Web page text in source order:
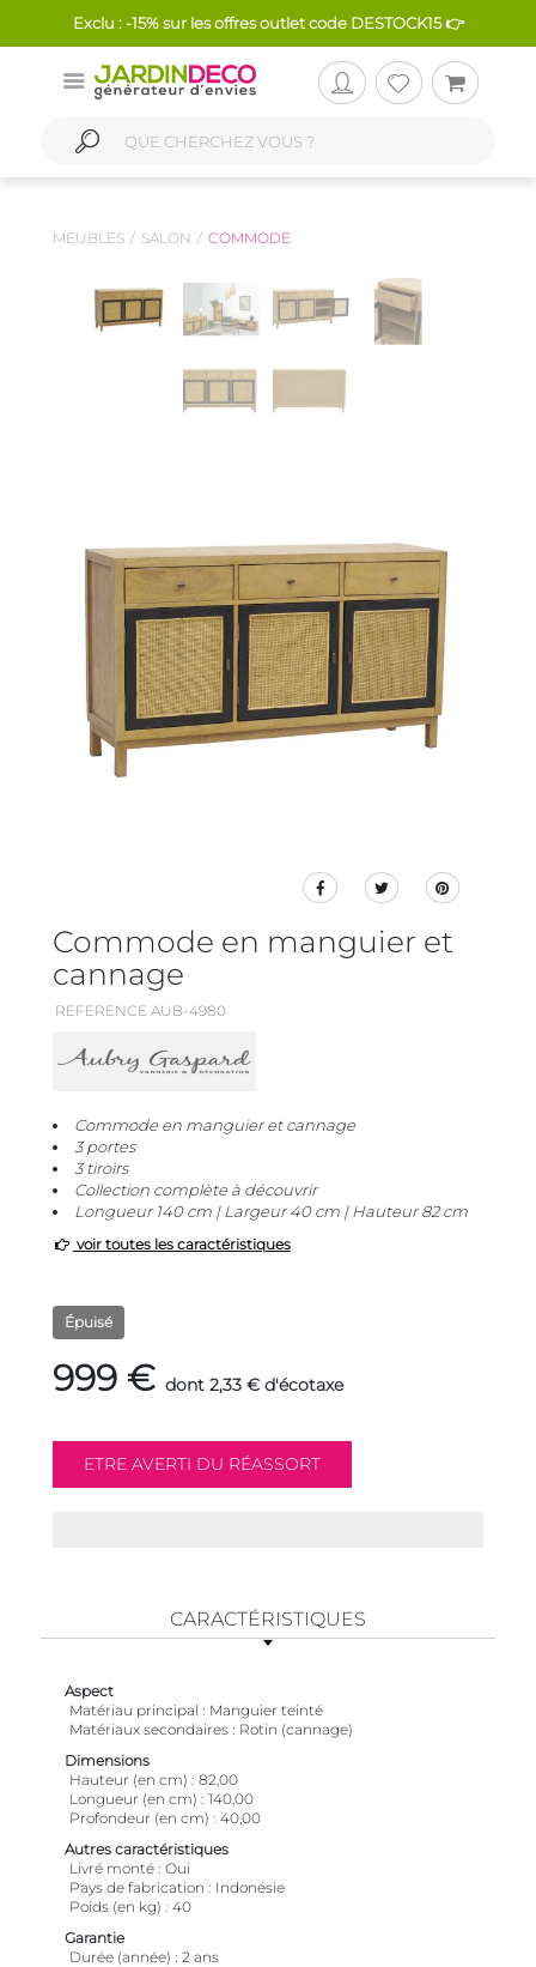
Exclu : -15% sur les offres outlet code DESTOCK15 👉
MEUBLES SALON COMMODE
Commode en manguier et
cannage
REFERENCE AUB-4980
Commode en manguier et cannage
3 portes
3 tiroirs
Collection complète à découvrir
Longueur 140 cm | Largeur 40 cm | Hauteur 82 cm
voir toutes les caractéristiques
Épuisé
999 € dont 2,33 € d'écotaxe
CARACTÉRISTIQUES
Aspect
Matériau principal
Manguier teinté
Matériaux secondaires
Rotin (cannage)
Dimensions
Hauteur (en cm)
82,00
Longueur (en cm)
140,00
Profondeur (en cm)
40,00
Autres caractéristiques
Livré monté Oui
Pays de fabrication
Indonésie
Poids (en kg)
40
Garantie
Durée (année)
2 ans